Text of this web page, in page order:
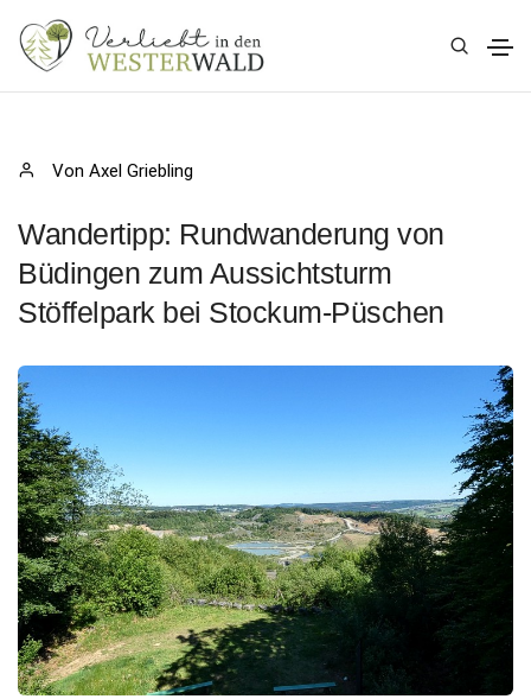
Von Axel Griebling
Wandertipp: Rundwanderung von
Büdingen zum Aussichtsturm
Stöffelpark bei Stockum-Püschen